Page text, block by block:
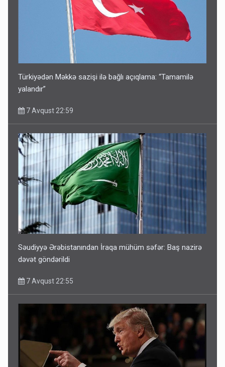
Türkiyədən Məkkə sazişi ilə bağlı açıqlama: “Tamamilə
yalandır”
7 Avqust 22:59
Səudiyyə Ərəbistanından İraqa mühüm səfər: Baş nazirə
dəvət göndərildi
7 Avqust 22:55